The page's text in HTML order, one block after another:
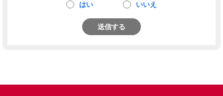
はい いいえ
送信する